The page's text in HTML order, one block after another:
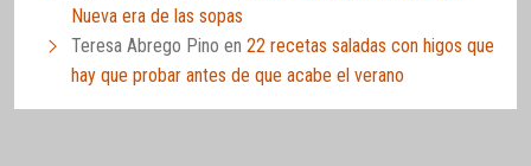
Nueva era de las sopas
Teresa Abrego Pino en 22 recetas saladas con higos que
hay que probar antes de que acabe el verano